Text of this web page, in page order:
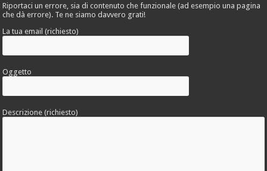
Riportaci un errore, sia di contenuto che funzionale (ad esempio una pagina
che dà errore). Te ne siamo davvero grati!
La tua email (richiesto)
Oggetto
Descrizione (richiesto)